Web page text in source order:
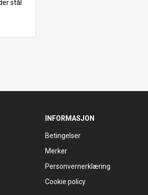
stål
INFORMASJON
Betingelser
Merker
Personvernerklæring
Cookie policy